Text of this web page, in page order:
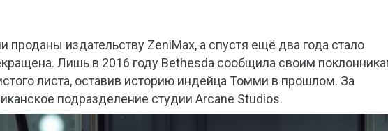
проданы издательству ZeniMax, а спустя ещё два года стало
Лишь в 2016 году Bethesda сообщила своим
листа, оставив историю индейца Томми в прошлом. За
подразделение студии Arcane Studios.